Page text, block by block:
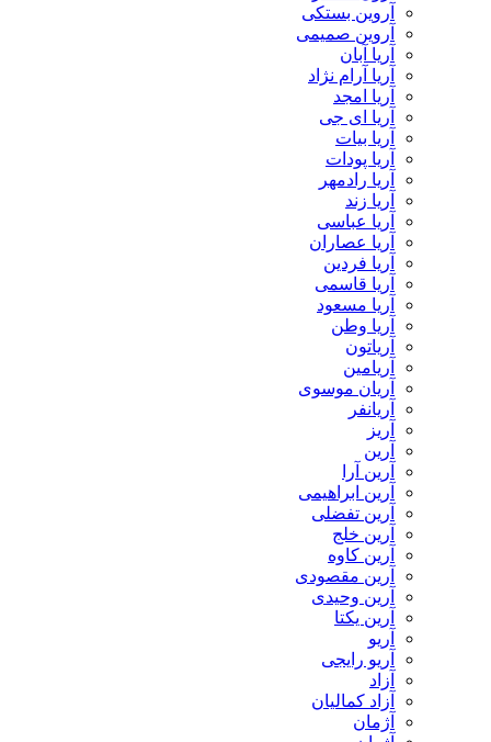
آروین بستکی
آروین صمیمی
آریا آبان
آریا آرام نژاد
آریا امجد
آریا ای جی
آریا بیات
آریا پودات
آریا رادمهر
آریا زند
آریا عباسی
آریا عصاران
آریا فردین
آریا قاسمی
آریا مسعود
آریا وطن
آریاتون
آریامین
آریان موسوی
آریانفر
آریز
آرین
آرین آرا
آرین ابراهیمی
آرین تفضلی
آرین خلج
آرین کاوه
آرین مقصودی
آرین وحیدی
آرین یکتا
آریو
آریو رایجی
آزاد
آزاد کمالیان
آژمان